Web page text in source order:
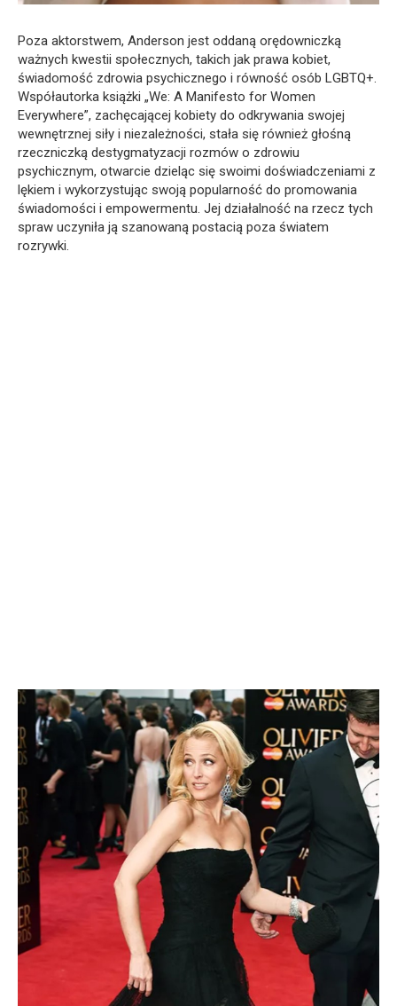
Poza aktorstwem, Anderson jest oddaną orędowniczką
ważnych kwestii społecznych, takich jak prawa kobiet,
świadomość zdrowia psychicznego i równość osób LGBTQ+.
Współautorka książki „We: A Manifesto for Women
Everywhere”, zachęcającej kobiety do odkrywania swojej
wewnętrznej siły i niezależności, stała się również głośną
rzeczniczką destygmatyzacji rozmów o zdrowiu
psychicznym, otwarcie dzieląc się swoimi doświadczeniami z
lękiem i wykorzystując swoją popularność do promowania
świadomości i empowermentu. Jej działalność na rzecz tych
spraw uczyniła ją szanowaną postacią poza światem
rozrywki.